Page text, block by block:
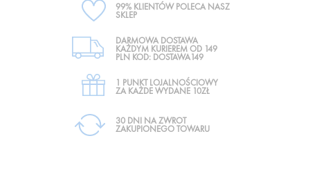
99% KLIENTÓW POLECA NASZ
SKLEP
DARMOWA DOSTAWA
KAŻDYM KURIEREM OD 149
PLN KOD: DOSTAWA149
1 PUNKT LOJALNOŚCIOWY
ZA KAŻDE WYDANE 10ZŁ
30 DNI NA ZWROT
ZAKUPIONEGO TOWARU